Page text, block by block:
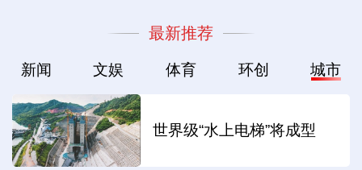
最新推荐
新闻 文娱 体育 环创 城市
世界级“水上电梯”将成型